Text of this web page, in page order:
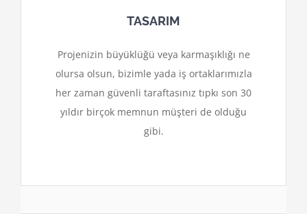
TASARIM
Projenizin büyüklüğü veya karmaşıklığı ne
olursa olsun, bizimle yada iş ortaklarımızla
her zaman güvenli taraftasınız tıpkı son 30
yıldır birçok memnun müşteri de olduğu
gibi.